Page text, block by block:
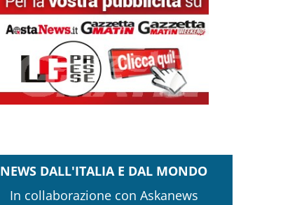
NEWS DALL'ITALIA E DAL MONDO
In collaborazione con Askanews